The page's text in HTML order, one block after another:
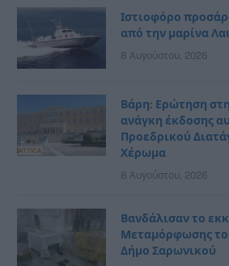
Ιστιοφόρο
από την μαρίνα
8 Αυγούστου, 2026
Βάρη: Ερώτηση
ανάγκη έκδοσης
Προεδρικού
Χέρωμα
8 Αυγούστου, 2026
Βανδάλισαν το
Μεταμόρφωσης
Δήμο Σαρωνικού